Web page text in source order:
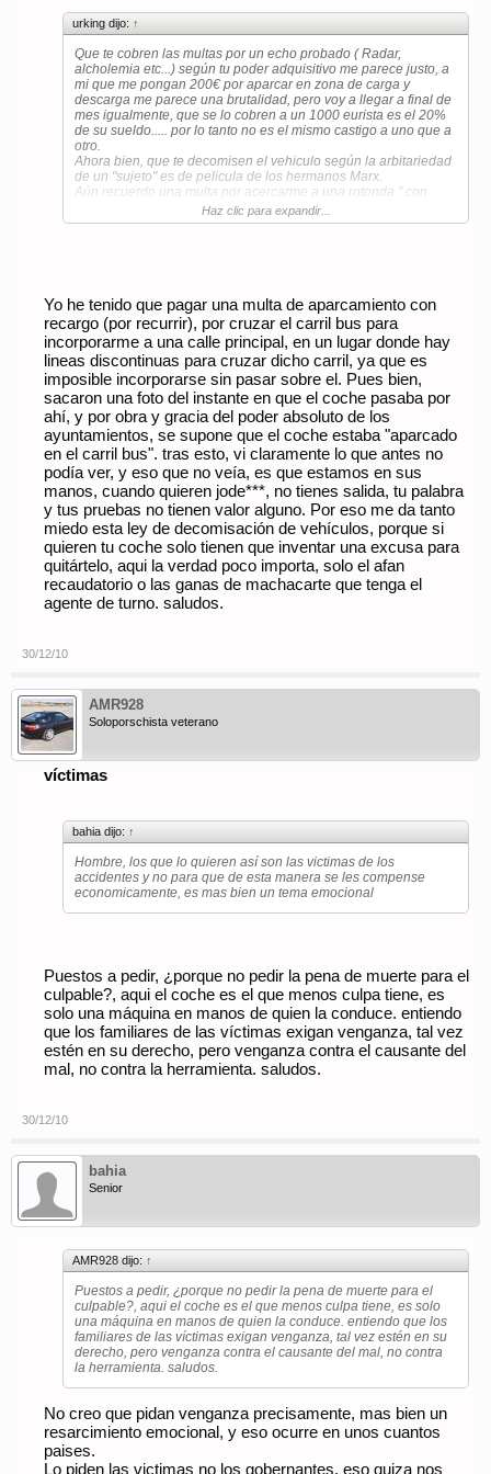
dotado de ningún poder esotérico para ver como
terminaremos......
muchísimas cosas...
Nos "calentamos" como tu dices en tu post con el
"sujeto"....... este sujeto es un mandado que obedece
pautas y ordenes de un superior y siguiendo la escala
llegamos a la cuspide ...este es el culpable y a quién
tenemos que pedir responsabilidades si las hay.
articulados y reglamentos que conforman y desarrollan
las leyes, que producen cada vez más ,en muchos
campos, una inseguridad jurídica " acojonante"..esto si
telefonicas les dijeron, es decir sin ninguna prueba fisica,
fotográfrica etc...
Ya pueden estar presionados ya... que como lo dicen dos, que
han llamdo pues....será ciero. toma "recetita" y para casa.
Menos mal que había un tercero, al que los otros dos intentaron
implicar que se tomó la molestia de ir a una comisaría a decir
que la denúncia de esos dos "sujetos" también era FALSA, que
se habían compichado.
A eso es a lo que me refería en el anterior post, que si ponen
multas con arrelo a la capacidad económica me parece bien,
pero multas con pruebas, no por la subjetividad mental ni por
haber recibido dos llamadas.
vida de otro, siempre y cuando se pueda demostrar, no por la
urking dijo: ↑
Que te cobren las multas por un echo probado ( Radar,
alcholemia etc...) según tu poder adquisitivo me parece justo, a
mi que me pongan 200€ por aparcar en zona de carga y
descarga me parece una brutalidad, pero voy a llegar a final de
mes igualmente, que se lo cobren a un 1000 eurista es el 20%
de su sueldo..... por lo tanto no es el mismo castigo a uno que a
otro.
Ahora bien, que te decomisen el vehiculo según la arbitariedad
de un "sujeto" es de pelicula de los hermanos Marx.
Aún recuerdo una multa por acercarme a una rotonda " con
velocidad inadecuada, y climatologia adversa " 150€ :[blah]:
[blah]:[blah] quién es ese "sujeto" que juzga a simple vista si voy
Haz clic para expandir...
Yo he tenido que pagar una multa de aparcamiento con
recargo (por recurrir), por cruzar el carril bus para
incorporarme a una calle principal, en un lugar donde hay
lineas discontinuas para cruzar dicho carril, ya que es
imposible incorporarse sin pasar sobre el. Pues bien,
sacaron una foto del instante en que el coche pasaba por
ahí, y por obra y gracia del poder absoluto de los
ayuntamientos, se supone que el coche estaba "aparcado
en el carril bus". tras esto, vi claramente lo que antes no
podía ver, y eso que no veía, es que estamos en sus
manos, cuando quieren jode***, no tienes salida, tu palabra
y tus pruebas no tienen valor alguno. Por eso me da tanto
miedo esta ley de decomisación de vehículos, porque si
quieren tu coche solo tienen que inventar una excusa para
quitártelo, aqui la verdad poco importa, solo el afan
recaudatorio o las ganas de machacarte que tenga el
agente de turno. saludos.
30/12/10
AMR928
Soloporschista veterano
víctimas
bahia dijo: ↑
Hombre, los que lo quieren así son las victimas de los
accidentes y no para que de esta manera se les compense
economicamente, es mas bien un tema emocional
Puestos a pedir, ¿porque no pedir la pena de muerte para el
culpable?, aqui el coche es el que menos culpa tiene, es
solo una máquina en manos de quien la conduce. entiendo
que los familiares de las víctimas exigan venganza, tal vez
estén en su derecho, pero venganza contra el causante del
mal, no contra la herramienta. saludos.
30/12/10
bahia
Senior
AMR928 dijo: ↑
Puestos a pedir, ¿porque no pedir la pena de muerte para el
culpable?, aqui el coche es el que menos culpa tiene, es solo
una máquina en manos de quien la conduce. entiendo que los
familiares de las víctimas exigan venganza, tal vez estén en su
derecho, pero venganza contra el causante del mal, no contra
la herramienta. saludos.
No creo que pidan venganza precisamente, mas bien un
resarcimiento emocional, y eso ocurre en unos cuantos
paises.
Lo piden las victimas no los gobernantes, eso quiza nos